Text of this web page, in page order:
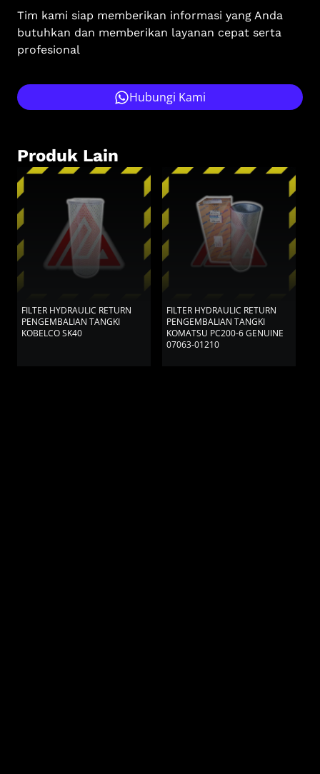
Tim kami siap memberikan informasi yang Anda
butuhkan dan memberikan layanan cepat serta
profesional
Hubungi Kami
Produk Lain
FILTER HYDRAULIC RETURN
PENGEMBALIAN TANGKI
KOBELCO SK40
FILTER HYDRAULIC RETURN
PENGEMBALIAN TANGKI
KOMATSU PC200-6 GENUINE
07063-01210